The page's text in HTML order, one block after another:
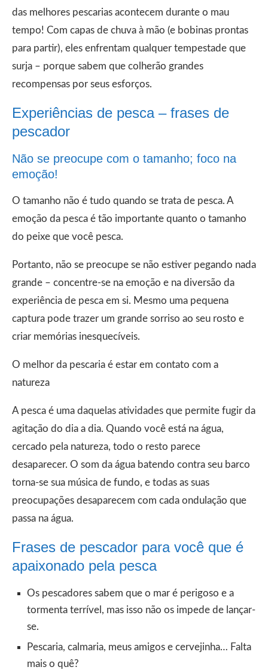
das melhores pescarias acontecem durante o mau
tempo! Com capas de chuva à mão (e bobinas prontas
para partir), eles enfrentam qualquer tempestade que
surja – porque sabem que colherão grandes
recompensas por seus esforços.
Experiências de pesca – frases de
pescador
Não se preocupe com o tamanho; foco na
emoção!
O tamanho não é tudo quando se trata de pesca. A
emoção da pesca é tão importante quanto o tamanho
do peixe que você pesca.
Portanto, não se preocupe se não estiver pegando nada
grande – concentre-se na emoção e na diversão da
experiência de pesca em si. Mesmo uma pequena
captura pode trazer um grande sorriso ao seu rosto e
criar memórias inesquecíveis.
O melhor da pescaria é estar em contato com a
natureza
A pesca é uma daquelas atividades que permite fugir da
agitação do dia a dia. Quando você está na água,
cercado pela natureza, todo o resto parece
desaparecer. O som da água batendo contra seu barco
torna-se sua música de fundo, e todas as suas
preocupações desaparecem com cada ondulação que
passa na água.
Frases de pescador para você que é
apaixonado pela pesca
Os pescadores sabem que o mar é perigoso e a
tormenta terrível, mas isso não os impede de lançar-
se.
Pescaria, calmaria, meus amigos e cervejinha… Falta
mais o quê?